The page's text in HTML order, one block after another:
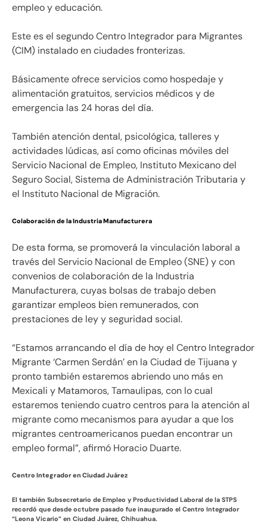
empleo y educación.
Este es el segundo Centro Integrador para Migrantes
(CIM) instalado en ciudades fronterizas.
Básicamente ofrece servicios como hospedaje y
alimentación gratuitos, servicios médicos y de
emergencia las 24 horas del día.
También atención dental, psicológica, talleres y
actividades lúdicas, así como oficinas móviles del
Servicio Nacional de Empleo, Instituto Mexicano del
Seguro Social, Sistema de Administración Tributaria y
el Instituto Nacional de Migración.
Colaboración de la Industria Manufacturera
De esta forma, se promoverá la vinculación laboral a
través del Servicio Nacional de Empleo (SNE) y con
convenios de colaboración de la Industria
Manufacturera, cuyas bolsas de trabajo deben
garantizar empleos bien remunerados, con
prestaciones de ley y seguridad social.
“Estamos arrancando el día de hoy el Centro Integrador
Migrante ‘Carmen Serdán’ en la Ciudad de Tijuana y
pronto también estaremos abriendo uno más en
Mexicali y Matamoros, Tamaulipas, con lo cual
estaremos teniendo cuatro centros para la atención al
migrante como mecanismos para ayudar a que los
migrantes centroamericanos puedan encontrar un
empleo formal”, afirmó Horacio Duarte.
Centro Integrador en Ciudad Juárez
El también Subsecretario de Empleo y Productividad Laboral de la STPS
recordó que desde octubre pasado fue inaugurado el Centro Integrador
“Leona Vicario” en Ciudad Juárez, Chihuahua.